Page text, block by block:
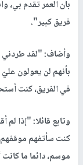
بأن العمر تقدم بي،
فريق كبير".
وأضاف: "لقد طردني
بأنهم لن يعولون
في الفريق، كنت
وتابع قائلا: "إذا
موسم، دائما ما